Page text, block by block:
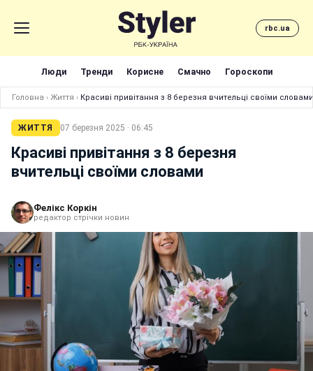
rbc.ua
Люди Тренди Корисне Смачно Гороскопи
Головна › Життя › Красиві привітання з 8 березня вчительці своїми словами
ЖИТТЯ 07 березня 2025 · 06:45
Красиві привітання з 8 березня
вчительці своїми словами
Фелікс Коркін
редактор стрічки новин